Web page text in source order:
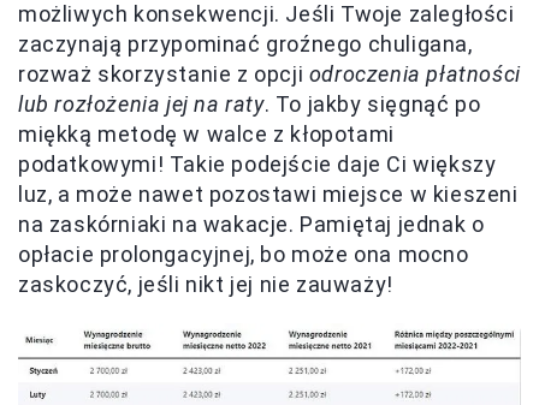
możliwych konsekwencji. Jeśli Twoje zaległości
zaczynają przypominać groźnego chuligana,
rozważ skorzystanie z opcji odroczenia płatności
lub rozłożenia jej na raty. To jakby sięgnąć po
miękką metodę w walce z kłopotami
podatkowymi! Takie podejście daje Ci większy
luz, a może nawet pozostawi miejsce w kieszeni
na zaskórniaki na wakacje. Pamiętaj jednak o
opłacie prolongacyjnej, bo może ona mocno
zaskoczyć, jeśli nikt jej nie zauważy!